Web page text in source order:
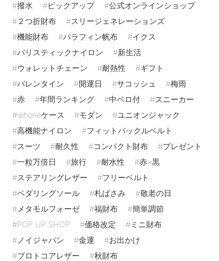
撥水
ピックアップ
公式オンラインショップ
２つ折財布
スリージェネレーションズ
機能財布
パラフィン帆布
イクス
バリスティックナイロン
新生活
ウォレットチェーン
耐熱性
ギフト
バレンタイン
開運日 サコッシュ
梅雨
赤
年間ランキング 中ベロ付
スニーカー
iphoneケース
モダン
ユニオンジャック
高機能ナイロン
フィットバックルベルト
スーツ
耐久性 コンパクト財布
プレゼント
一粒万倍日
旅行 耐水性
赤×黒
ステアリングレザー
フリーベルト
ペダリングソール
札ばさみ
敬老の日
メタモルフォーゼ
福財布
簡単調節
POP UP SHOP
価格改定
ミニ財布
ノイジャパン
金運
お出かけ
プロトコアレザー
秋財布